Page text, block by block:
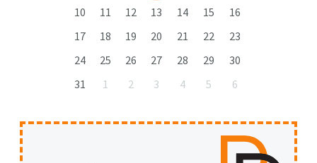
10
11 12 13 14 15
16
17
18 19 20 21 22
23
24
25 26 27 28 29
30
31
1 2 3 4 5 6